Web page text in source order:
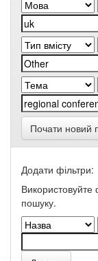
Почати новий
Додати фільтри:
Використовуйте
пошуку.